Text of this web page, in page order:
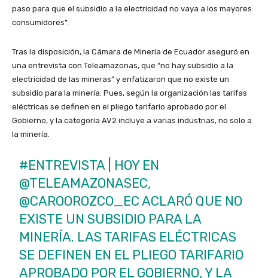
paso para que el subsidio a la electricidad no vaya a los mayores
consumidores”.
Tras la disposición, la Cámara de Minería de Ecuador aseguró en
una entrevista con Teleamazonas, que “no hay subsidio a la
electricidad de las mineras” y enfatizaron que no existe un
subsidio para la minería. Pues, según la organización las tarifas
eléctricas se definen en el pliego tarifario aprobado por el
Gobierno, y la categoría AV2 incluye a varias industrias, no solo a
la minería.
#ENTREVISTA| HOY EN
@TELEAMAZONASEC,
@CAROOROZCO_ECACLARÓ QUE NO
EXISTE UN SUBSIDIO PARA LA
MINERÍA. LAS TARIFAS ELÉCTRICAS
SE DEFINEN EN EL PLIEGO TARIFARIO
APROBADO POR EL GOBIERNO, Y LA